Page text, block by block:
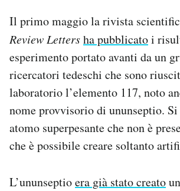
I MIEI PREFERITI
SHOP
AREA PERSONALE
Newsletter
Il primo maggio la rivista
Review Lettersha pubblicatoi
esperimento portato avanti da un
ricercatori tedeschi che sono
laboratorio l’elemento 117, noto
nome provvisorio di ununseptio.
atomo superpesante che non è
che è possibile creare soltanto
L’ununseptioera già stato creato